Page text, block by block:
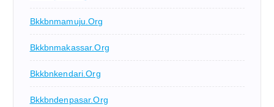
Bkkbnmamuju.org
Bkkbnmakassar.org
Bkkbnkendari.org
Bkkbndenpasar.org